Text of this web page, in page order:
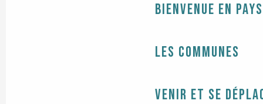
Bienvenue en
Les communes
Venir et se